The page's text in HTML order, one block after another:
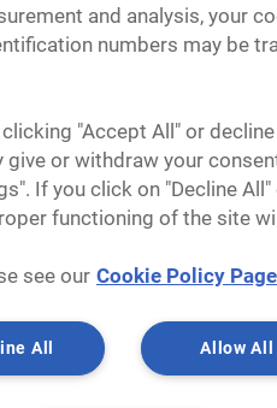
and analysis, your
numbers may be
"Accept All" or
give or withdraw your
If you click on "Decline
functioning of the site
see our Cookie Policy Page
Allow All
All